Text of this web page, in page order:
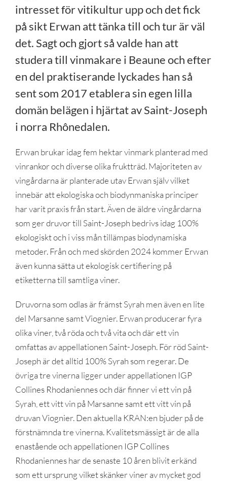
intresset för vitikultur upp och det fick
på sikt Erwan att tänka till och tur är väl
det. Sagt och gjort så valde han att
studera till vinmakare i Beaune och efter
en del praktiserande lyckades han så
sent som 2017 etablera sin egen lilla
domän belägen i hjärtat av Saint-Joseph
i norra Rhônedalen.
Erwan brukar idag fem hektar vinmark planterad med
vinrankor och diverse olika fruktträd. Majoriteten av
vingårdarna är planterade utav Erwan själv vilket
innebär att ekologiska och biodynmaniska principer
har varit praxis från start. Även de äldre vingårdarna
som ger druvor till Saint-Joseph bedrivs idag 100%
ekologiskt och i viss mån tillämpas biodynamiska
metoder. Från och med skörden 2024 kommer Erwan
även kunna sätta ut ekologisk certifiering på
etiketterna till samtliga viner.
Druvorna som odlas är främst Syrah men även en lite
del Marsanne samt Viognier. Erwan producerar fyra
olika viner, två röda och två vita och där ett vin
omfattas av appellationen Saint-Joseph. För röd Saint-
Joseph är det alltid 100% Syrah som regerar. De
övriga tre vinerna ligger under appellationen IGP
Collines Rhodaniennes och där finner vi ett vin på
Syrah, ett vitt vin på Marsanne samt ett vitt vin på
druvan Viognier. Den aktuella KRAN:en bjuder på de
förstnämnda tre vinerna. Kvalitetsmässigt är de alla
enastående och appellationen IGP Collines
Rhodaniennes har de senaste 10 åren blivit erkänd
som ett ursprung vilket skänker viner av mycket god